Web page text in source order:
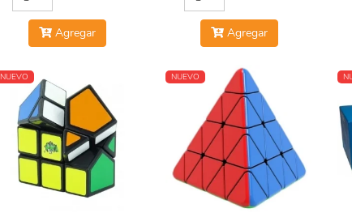
Agregar Agregar
NUEVO NUEVO